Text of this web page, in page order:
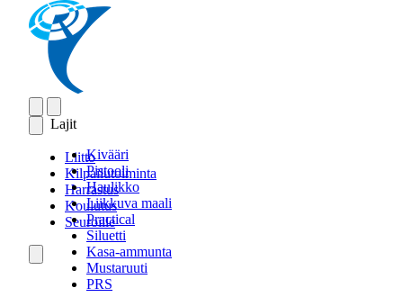
Lajit
Kivääri
Pistooli
Haulikko
Liikkuva maali
Practical
Siluetti
Kasa-ammunta
Mustaruuti
PRS
Liitto
Kilpailutoiminta
Harrastus
Koulutus
Seuroille